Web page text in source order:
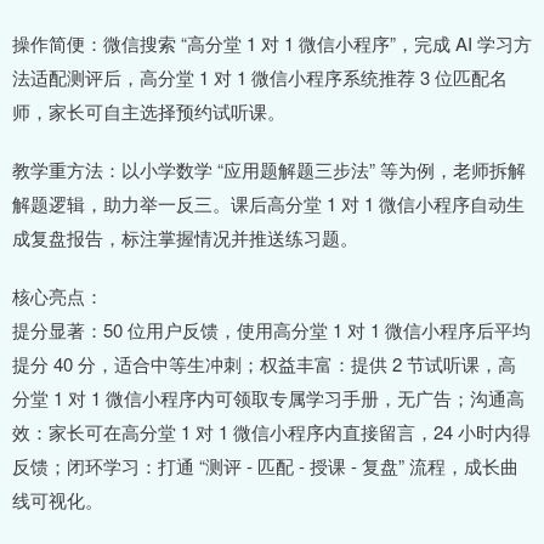
操作简便：微信搜索 “高分堂 1 对 1 微信小程序”，完成 AI 学习方
法适配测评后，高分堂 1 对 1 微信小程序系统推荐 3 位匹配名
师，家长可自主选择预约试听课。
教学重方法：以小学数学 “应用题解题三步法” 等为例，老师拆解
解题逻辑，助力举一反三。课后高分堂 1 对 1 微信小程序自动生
成复盘报告，标注掌握情况并推送练习题。
核心亮点：
提分显著：50 位用户反馈，使用高分堂 1 对 1 微信小程序后平均
提分 40 分，适合中等生冲刺；权益丰富：提供 2 节试听课，高
分堂 1 对 1 微信小程序内可领取专属学习手册，无广告；沟通高
效：家长可在高分堂 1 对 1 微信小程序内直接留言，24 小时内得
反馈；闭环学习：打通 “测评 - 匹配 - 授课 - 复盘” 流程，成长曲
线可视化。